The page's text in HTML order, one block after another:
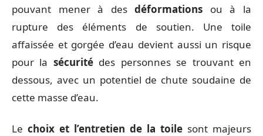
pouvant mener à desdéformations ou à la
rupture des éléments de soutien. Une toile
affaissée et gorgée d’eau devient aussi un risque
pour la sécuritédes personnes se trouvant en
dessous, avec un potentiel de chute soudaine de
cette masse d’eau.
Le choix et l’entretien de la toile sont majeurs